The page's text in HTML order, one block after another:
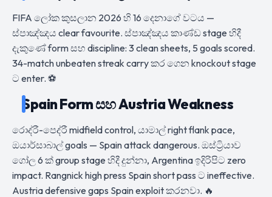
FIFA ලෝක කුසලාන 2026 හි 16 දෙනාගේ වටය —
ස්පාඤ්ඤය clear favourite. ස්පාඤ්ඤය කාණ්ඩ stage හිදී
දැකුණේ form සහ discipline: 3 clean sheets, 5 goals scored.
34-match unbeaten streak carry කර ගෙන knockout stage
ට enter. ⚽
Spain Form සහ Austria Weakness
රොද්රී-පෙද්රී midfield control, යාමාල් right flank pace,
ඔයාර්සාබාල් goals — Spain attack dangerous. ඔස්ට්‍රියාව
ගෝල 6 ක් group stage හිදී දුන්නා, Argentina ඉදිරිපිට zero
impact. Rangnick high press Spain short pass ට ineffective.
Austria defensive gaps Spain exploit කරනවා. 🔥